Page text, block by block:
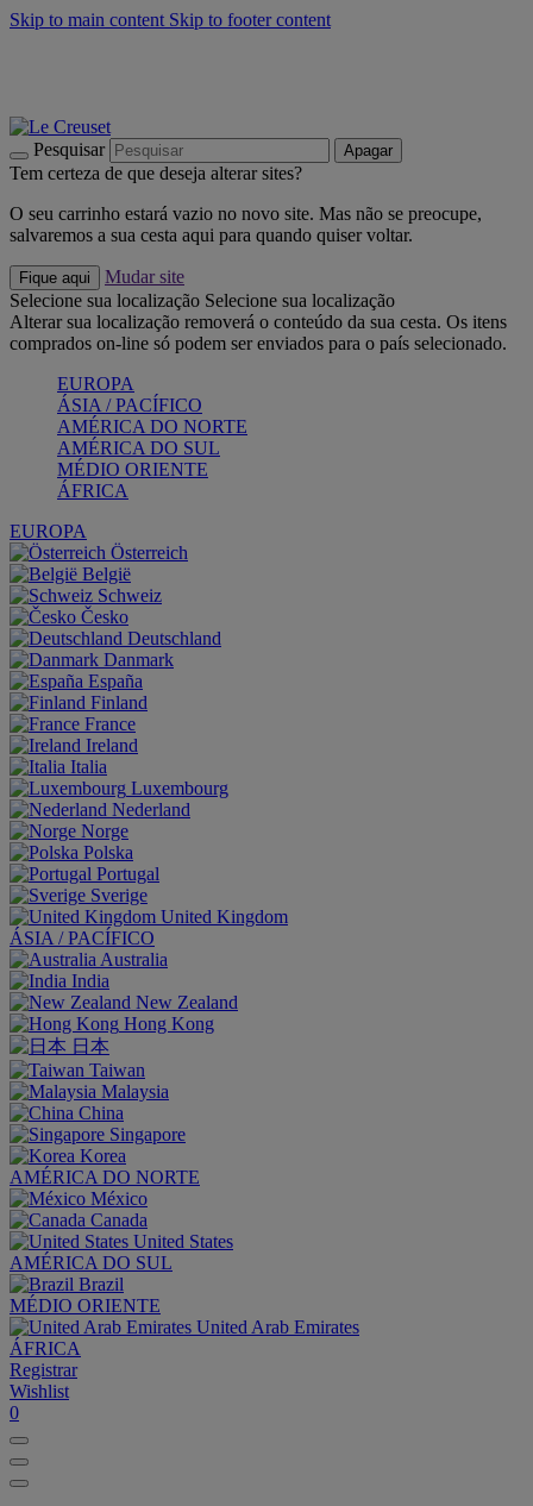
Skip to main content Skip to footer content
Pesquisar Apagar
Tem certeza de que deseja alterar sites?
O seu carrinho estará vazio no novo site. Mas não se preocupe,
salvaremos a sua cesta aqui para quando quiser voltar.
Fique aqui
Mudar site
Selecione sua localização Selecione sua localização
Alterar sua localização removerá o conteúdo da sua cesta. Os itens
comprados on-line só podem ser enviados para o país selecionado.
EUROPA
ÁSIA / PACÍFICO
AMÉRICA DO NORTE
AMÉRICA DO SUL
MÉDIO ORIENTE
ÁFRICA
EUROPA
Österreich
België
Schweiz
Česko
Deutschland
Danmark
España
Finland
France
Ireland
Italia
Luxembourg
Nederland
Norge
Polska
Portugal
Sverige
United Kingdom
ÁSIA / PACÍFICO
Australia
India
New Zealand
Hong Kong
日本
Taiwan
Malaysia
China
Singapore
Korea
AMÉRICA DO NORTE
México
Canada
United States
AMÉRICA DO SUL
Brazil
MÉDIO ORIENTE
United Arab Emirates
ÁFRICA
Registrar
Wishlist
0